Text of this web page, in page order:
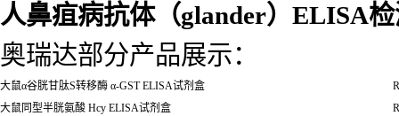
人鼻疽病抗体（glander）ELISA
奥瑞达部分产品展示：
大鼠α谷胱甘肽S转移酶 α-GST ELISA试剂盒
大鼠同型半胱氨酸 Hcy ELISA试剂盒